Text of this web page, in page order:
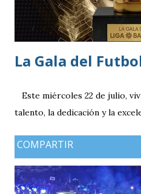
La Gala del
Este miércoles 22 de julio,
talento, la dedicación y la
COMPARTIR